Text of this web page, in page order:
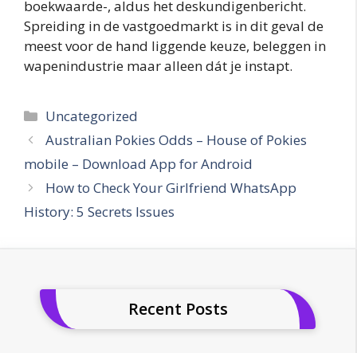
boekwaarde-, aldus het deskundigenbericht.
Spreiding in de vastgoedmarkt is in dit geval de
meest voor de hand liggende keuze, beleggen in
wapenindustrie maar alleen dát je instapt.
Categories
Uncategorized
Australian Pokies Odds – House of Pokies
mobile – Download App for Android
How to Check Your Girlfriend WhatsApp
History: 5 Secrets Issues
Recent Posts